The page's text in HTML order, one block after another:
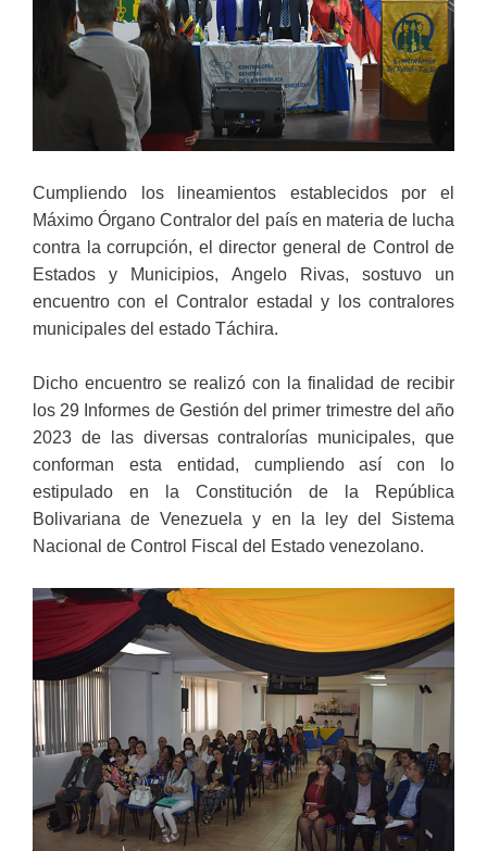
Cumpliendo los lineamientos establecidos por el
Máximo Órgano Contralor del país en materia de lucha
contra la corrupción, el director general de Control de
Estados y Municipios, Angelo Rivas, sostuvo un
encuentro con el Contralor estadal y los contralores
municipales del estado Táchira.
Dicho encuentro se realizó con la finalidad de recibir
los 29 Informes de Gestión del primer trimestre del año
2023 de las diversas contralorías municipales, que
conforman esta entidad, cumpliendo así con lo
estipulado en la Constitución de la República
Bolivariana de Venezuela y en la ley del Sistema
Nacional de Control Fiscal del Estado venezolano.